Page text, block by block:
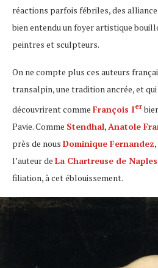
réactions parfois fébriles, des
bien entendu un foyer artistique
peintres et sculpteurs.
On ne compte plus ces auteurs
transalpin, une tradition ancrée, et
découvrirent comme François Ier
Pavie. Comme Stendhal,Anatole
près de nous Dominique Fernandez,
l’auteur de La Chartreuse de Naples
filiation, à cet éblouissement.